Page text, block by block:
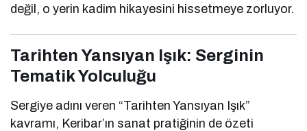
değil, o yerin kadim hikayesini hissetmeye zorluyor.
Tarihten Yansıyan Işık: Serginin
Tematik Yolculuğu
Sergiye adını veren “Tarihten Yansıyan Işık”
kavramı, Keribar’ın sanat pratiğinin de özeti